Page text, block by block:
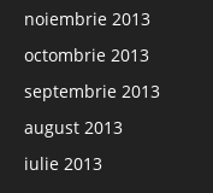
noiembrie 2013
octombrie 2013
septembrie 2013
august 2013
iulie 2013